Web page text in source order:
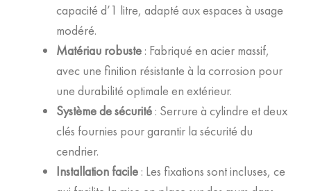
capacité d’1 litre, adapté aux espaces à usage
modéré.
Matériau robuste : Fabriqué en acier massif,
avec une finition résistante à la corrosion pour
une durabilité optimale en extérieur.
Système de sécurité : Serrure à cylindre et deux
clés fournies pour garantir la sécurité du
cendrier.
Installation facile : Les fixations sont incluses, ce